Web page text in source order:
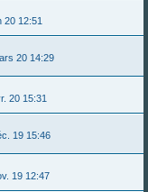
20 12:51
20 14:29
20 15:31
19 15:46
19 12:47